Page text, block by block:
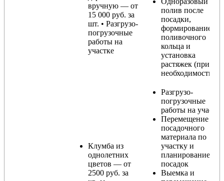
вручную — от
15 000 руб. за
шт. • Разгрузо-
погрузочные
работы на
участке
полив после
посадки,
формирование
поливочного
кольца и
установка
растяжек (при
необходимости)
Клумба из
однолетних
цветов — от
2500 руб. за
Разгрузо-
погрузочные
работы на участке
Перемещение
посадочного
материала по
участку и
планирование
посадок
Выемка и